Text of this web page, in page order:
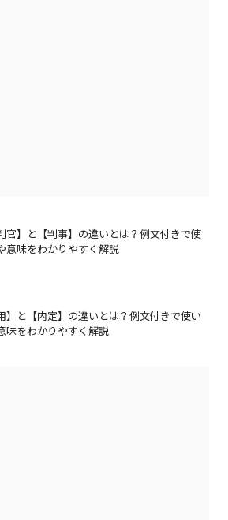
官】と【判事】の違いとは？例文付きで使
意味をわかりやすく解説
】と【内定】の違いとは？例文付きで使い
味をわかりやすく解説